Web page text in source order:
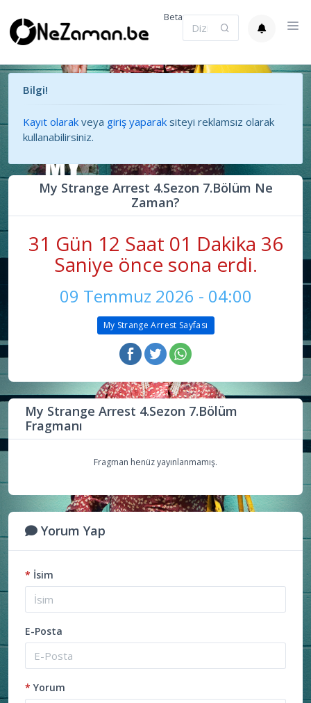
Beta
Bilgi!
Kayıt olarak veya giriş yaparak siteyi reklamsız olarak
kullanabilirsiniz.
My Strange Arrest 4.Sezon 7.Bölüm Ne
Zaman?
31 Gün 12 Saat 01 Dakika 36
Saniye önce sona erdi.
09 Temmuz 2026 - 04:00
My Strange Arrest Sayfası
My Strange Arrest 4.Sezon 7.Bölüm
Fragmanı
Fragman henüz yayınlanmamış.
Yorum Yap
* İsim
E-Posta
* Yorum